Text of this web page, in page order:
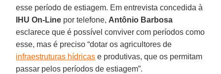
esse período de estiagem. Em entrevista concedida à
IHU On-Line por telefone, Antônio Barbosa
esclarece que é possível conviver com períodos como
esse, mas é preciso “dotar os agricultores de
infraestruturas hídricas e produtivas, que os permitam
passar pelos períodos de estiagem”.